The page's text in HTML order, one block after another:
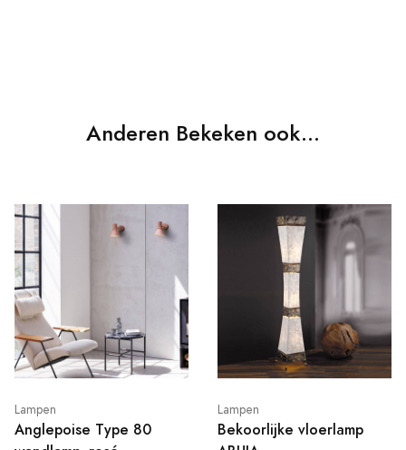
Anderen Bekeken ook...
Lampen
Anglepoise Type 80
Lampen
Bekoorlijke vloerlamp